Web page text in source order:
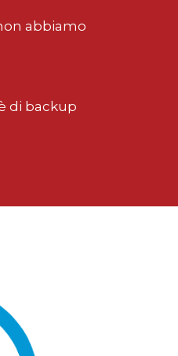
abbiamo
di backup